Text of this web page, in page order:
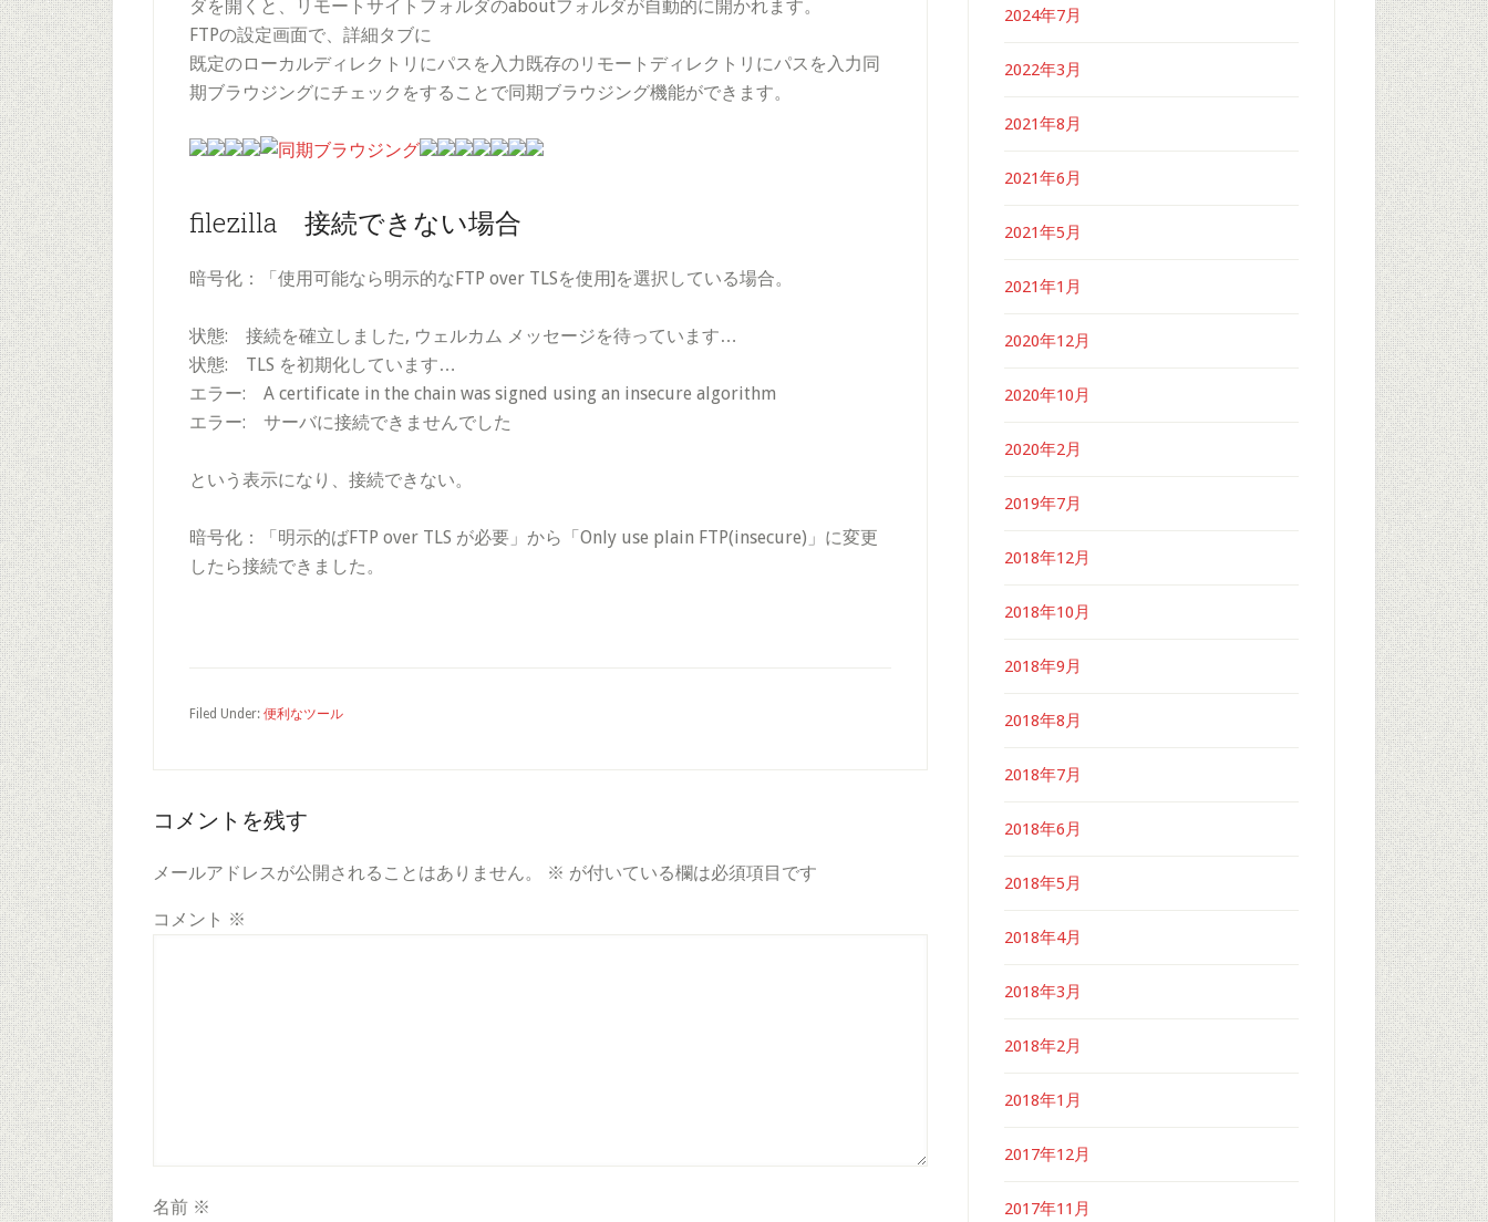
ダを開くと、リモートサイトフォルダのaboutフォルダが自動的に開かれます。
FTPの設定画面で、詳細タブに
既定のローカルディレクトリにパスを入力既存のリモートディレクトリにパスを入力同
期ブラウジングにチェックをすることで同期ブラウジング機能ができます。
filezilla 接続できない場合
暗号化：「使用可能なら明示的なFTP over TLSを使用]を選択している場合。
状態: 接続を確立しました, ウェルカム メッセージを待っています…
状態: TLS を初期化しています…
エラー: A certificate in the chain was signed using an insecure algorithm
エラー: サーバに接続できませんでした
という表示になり、接続できない。
暗号化：「明示的ばFTP over TLS が必要」から「Only use plain FTP(insecure)」に変更
したら接続できました。
Filed Under: 便利なツール
Reader
コメントを残す
メールアドレスが公開されることはありません。 ※ が付いている欄は必須項目です
コメント ※
名前 ※
2024年7月
2022年3月
2021年8月
2021年6月
2021年5月
2021年1月
2020年12月
2020年10月
2020年2月
2019年7月
2018年12月
2018年10月
2018年9月
2018年8月
2018年7月
2018年6月
2018年5月
2018年4月
2018年3月
2018年2月
2018年1月
2017年12月
2017年11月